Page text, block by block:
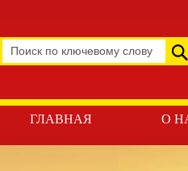
ГЛАВНАЯ О